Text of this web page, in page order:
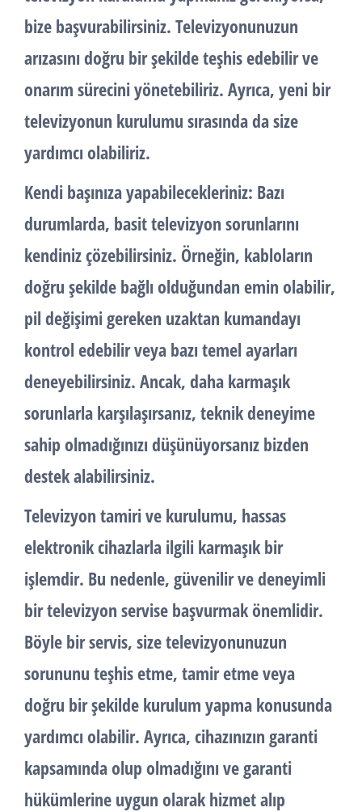
bize başvurabilirsiniz. Televizyonunuzun
arızasını doğru bir şekilde teşhis edebilir ve
onarım sürecini yönetebiliriz. Ayrıca, yeni bir
televizyonun kurulumu sırasında da size
yardımcı olabiliriz.
Kendi başınıza yapabilecekleriniz: Bazı
durumlarda, basit televizyon sorunlarını
kendiniz çözebilirsiniz. Örneğin, kabloların
doğru şekilde bağlı olduğundan emin olabilir,
pil değişimi gereken uzaktan kumandayı
kontrol edebilir veya bazı temel ayarları
deneyebilirsiniz. Ancak, daha karmaşık
sorunlarla karşılaşırsanız, teknik deneyime
sahip olmadığınızı düşünüyorsanız bizden
destek alabilirsiniz.
Televizyon tamiri ve kurulumu, hassas
elektronik cihazlarla ilgili karmaşık bir
işlemdir. Bu nedenle, güvenilir ve deneyimli
bir televizyon servise başvurmak önemlidir.
Böyle bir servis, size televizyonunuzun
sorununu teşhis etme, tamir etme veya
doğru bir şekilde kurulum yapma konusunda
yardımcı olabilir. Ayrıca, cihazınızın garanti
kapsamında olup olmadığını ve garanti
hükümlerine uygun olarak hizmet alıp